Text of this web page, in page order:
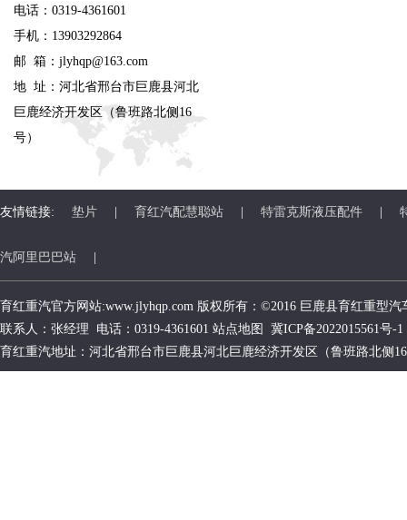
电话：0319-4361601
手机：13903292864
邮 箱：jlyhqp@163.com
地 址：河北省邢台市巨鹿县河北
巨鹿经济开发区（鲁班路北侧16
号）
友情链接: 垫片 育红汽配慧聪站 特雷克斯液压配件
汽阿里巴巴站
育红重汽官方网站:www.jlyhqp.com 版权所有：©2016 巨鹿县育红重型汽
联系人：张经理 电话：0319-4361601 站点地图
冀ICP备2022015561号-1
育红重汽地址：河北省邢台市巨鹿县河北巨鹿经济开发区（鲁班路北侧